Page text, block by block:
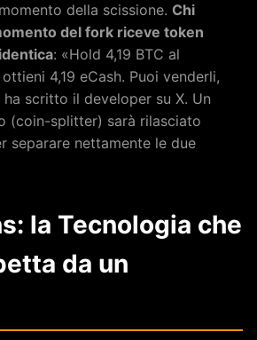
della scissione. Chi
del fork riceve token
: «Hold 4,19 BTC al
4,19 eCash. Puoi venderli,
scritto il developer su X. Un
(coin-splitter) sarà rilasciato
separare nettamente le due
la Tecnologia che
da un